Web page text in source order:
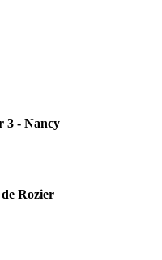
3 - Nancy
Rozier